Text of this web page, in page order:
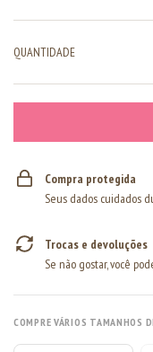
QUANTIDADE
Compra protegida
Seus dados cuidados
Trocas e devoluções
Se não gostar, você
COMPRE VÁRIOS TAMANHOS